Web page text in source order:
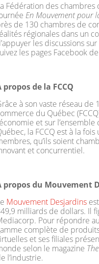
Fédération des chambres
En Mouvementpour
de 130 chambres de
régionales dans un
les discussions
les pages Facebook
propos de la FCCQ
à son vaste réseau
du Québec
et sur
la FCCQ est à la
qu’ils soient
et concurrentiel.
propos du Mouvement
Mouvement Desjardins
milliards de dollars. Il
Pour répondre
complète de
et ses filiales
selon le magazine
l’industrie.